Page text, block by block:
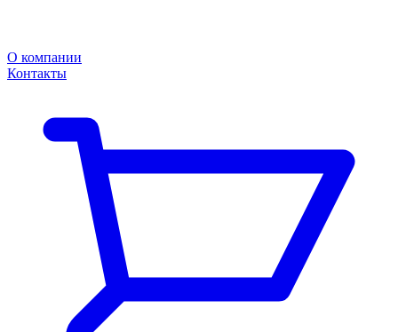
О компании
Контакты